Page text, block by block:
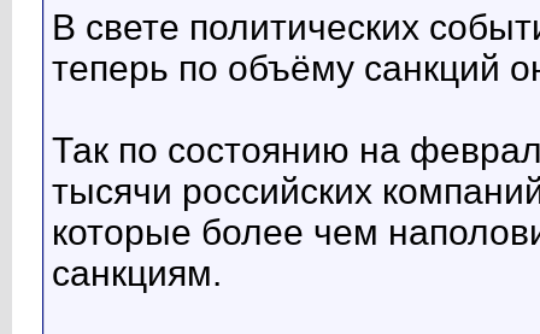
В свете политических
теперь по объёму санкций
Так по состоянию на
тысячи российских
которые более чем
санкциям.